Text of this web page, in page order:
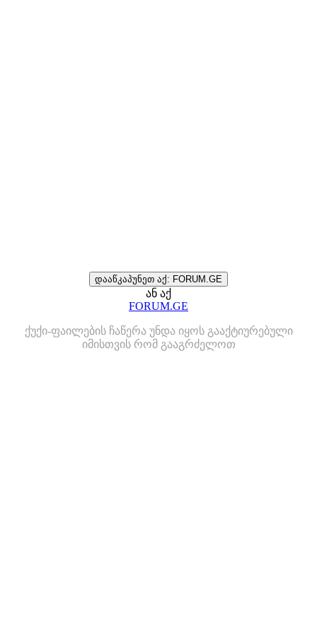
დააწკაპუნეთ აქ: FORUM.GE
ან აქ
FORUM.GE
ქუქი-ფაილების ჩაწერა უნდა იყოს გააქტიურებული
იმისთვის რომ გააგრძელოთ